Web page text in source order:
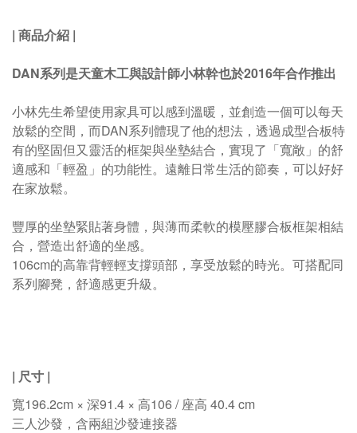
| 商品介紹 |
DAN系列是天童木工與設計師小林幹也於2016年合作推出
小林先生希望使用家具可以感到溫暖，並創造一個可以每天
放鬆的空間，而DAN系列體現了他的想法，透過成型合板特
有的堅固但又靈活的框架與坐墊結合，實現了「寬敞」的舒
適感和「輕盈」的功能性。遠離日常生活的節奏，可以好好
在家放鬆。
豐厚的坐墊緊貼著身體，與薄而柔軟的模壓膠合板框架相結
合，營造出舒適的坐感。
106cm的高靠背輕輕支撐頭部，享受放鬆的時光。可搭配同
系列腳凳，舒適感更升級。
| 尺寸 |
寬196.2cm × 深91.4 × 高106 / 座高 40.4 cm
三人沙發，含兩組沙發連接器